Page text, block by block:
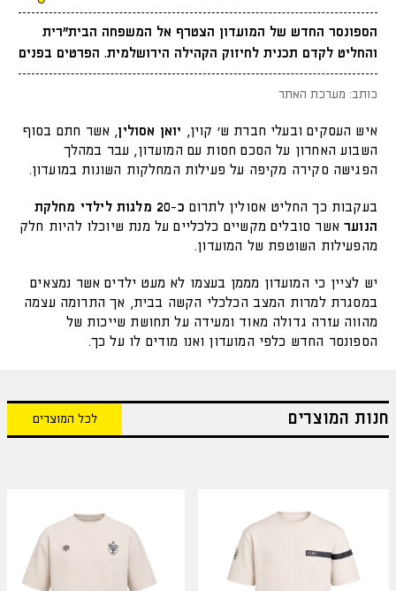
הספונסר החדש של המועדון הצטרף אל המשפחה הבית"רית
והחליט לקדם תכנית לחיזוק הקהילה הירושלמית. הפרטים בפנים
כותב: מערכת האתר
איש העסקים ובעלי חברת ש' קוין, יואן אסולין, אשר חתם בסוף
השבוע האחרון על הסכם חסות עם המועדון, עבר במהלך
הפגישה סקירה מקיפה על פעילות המחלקות השונות במועדון.
בעקבות כך החליט אסולין לתרום
כ-20 מלגות לילדי מחלקת
הנועראשר סובלים מקשיים כלכליים על מנת שיוכלו להיות חלק
מהפעילות השוטפת של המועדון.
יש לציין כי המועדון מממן בעצמו לא מעט ילדים אשר נמצאים
במסגרת למרות המצב הכלכלי הקשה בבית, אך התרומה עצמה
מהווה עזרה גדולה מאוד ומעידה על תחושת שייכות של
הספונסר החדש כלפי המועדון ואנו מודים לו על כך.
חנות המוצרים לכל המוצרים